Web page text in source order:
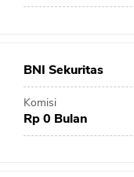
BNI Sekuritas
Komisi
Rp 0 Bulan